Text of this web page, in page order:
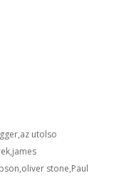
az utolso
james
oliver stone Paul